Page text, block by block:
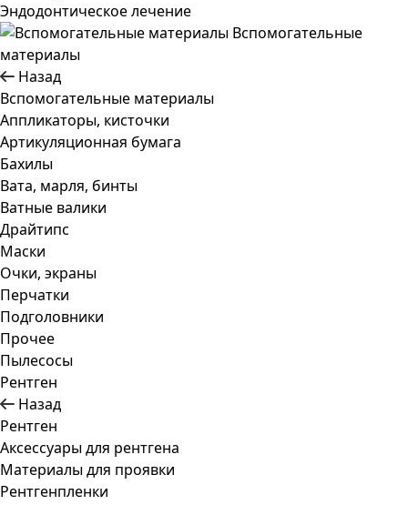
Эндодонтическое лечение
Вспомогательные
материалы
Назад
Вспомогательные материалы
Аппликаторы, кисточки
Артикуляционная бумага
Бахилы
Вата, марля, бинты
Ватные валики
Драйтипс
Маски
Очки, экраны
Перчатки
Подголовники
Прочее
Пылесосы
Рентген
Назад
Рентген
Аксессуары для рентгена
Материалы для проявки
Рентгенпленки